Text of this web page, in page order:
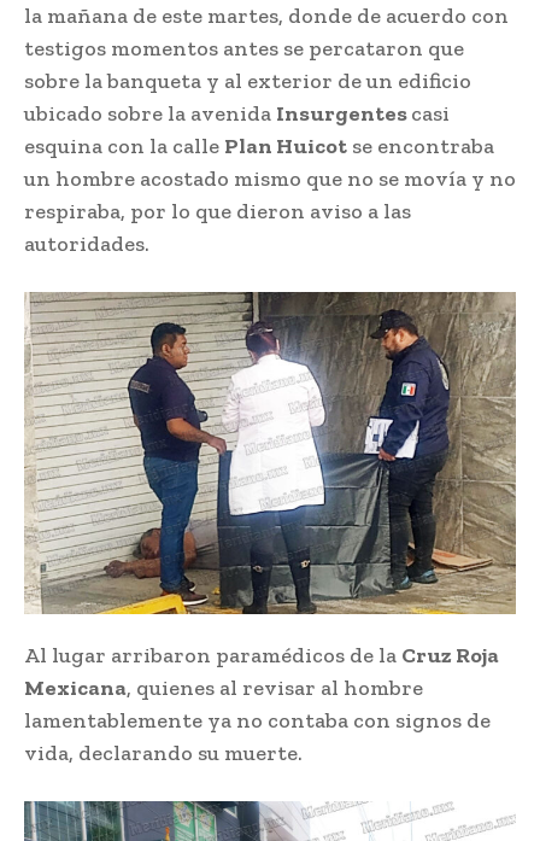
la mañana de este martes, donde de acuerdo con
testigos momentos antes se percataron que
sobre la banqueta y al exterior de un edificio
ubicado sobre la avenida Insurgentescasi
esquina con la calle Plan Huicot se encontraba
un hombre acostado mismo que no se movía y no
respiraba, por lo que dieron aviso a las
autoridades.
Al lugar arribaron paramédicos de la Cruz Roja
Mexicana, quienes al revisar al hombre
lamentablemente ya no contaba con signos de
vida, declarando su muerte.